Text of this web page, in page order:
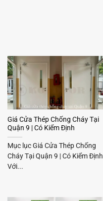
Giá Cửa Thép Chống Cháy Tại
Quận 9 | Có Kiểm Định
Mục lục Giá Cửa Thép Chống
Cháy Tại Quận 9 | Có Kiểm Định
Với...